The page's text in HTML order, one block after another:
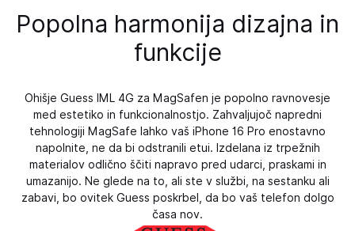
Popolna harmonija dizajna in
funkcije
Ohišje Guess IML 4G za MagSafen je popolno ravnovesje
med estetiko in funkcionalnostjo. Zahvaljujoč napredni
tehnologiji MagSafe lahko vaš iPhone 16 Pro enostavno
napolnite, ne da bi odstranili etui. Izdelana iz trpežnih
materialov odlično ščiti napravo pred udarci, praskami in
umazanijo. Ne glede na to, ali ste v službi, na sestanku ali
zabavi, bo ovitek Guess poskrbel, da bo vaš telefon dolgo
časa nov.